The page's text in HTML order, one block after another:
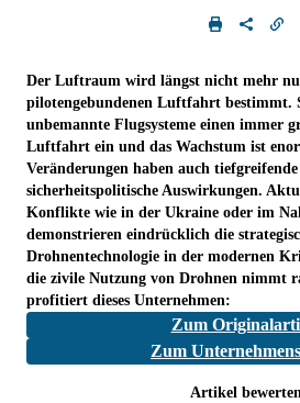
Der Luftraum wird längst nicht mehr
pilotengebundenen Luftfahrt bestimmt.
unbemannte Flugsysteme einen immer
Luftfahrt ein und das Wachstum ist
Veränderungen haben auch
sicherheitspolitische Auswirkungen.
Konflikte wie in der Ukraine oder im
demonstrieren eindrücklich die
Drohnentechnologie in der modernen
die zivile Nutzung von Drohnen nimmt
profitiert dieses Unternehmen:
Zum
Zum
Artikel bewerten